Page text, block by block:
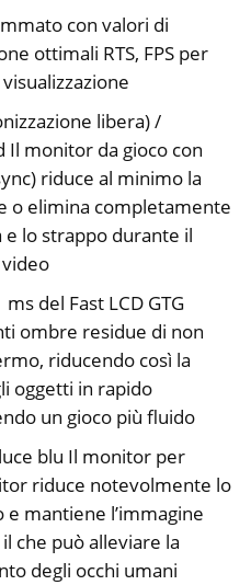
con valori di
ottimali RTS, FPS per
libera) /
Il monitor da gioco con
riduce al minimo la
o elimina completamente
e lo strappo durante il
del Fast LCD GTG
ombre residue di non
riducendo così la
oggetti in rapido
un gioco più fluido
blu Il monitor per
riduce notevolmente lo
mantiene l’immagine
che può alleviare la
degli occhi umani